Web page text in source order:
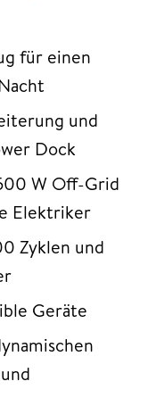
für einen
und
Dock
W Off-Grid
Elektriker
Zyklen und
Geräte